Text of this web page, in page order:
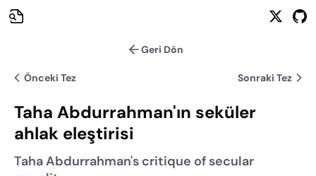
Geri Dön
Önceki Tez Sonraki Tez
Taha Abdurrahman'ın seküler
ahlak eleştirisi
Taha Abdurrahman's critique of secular